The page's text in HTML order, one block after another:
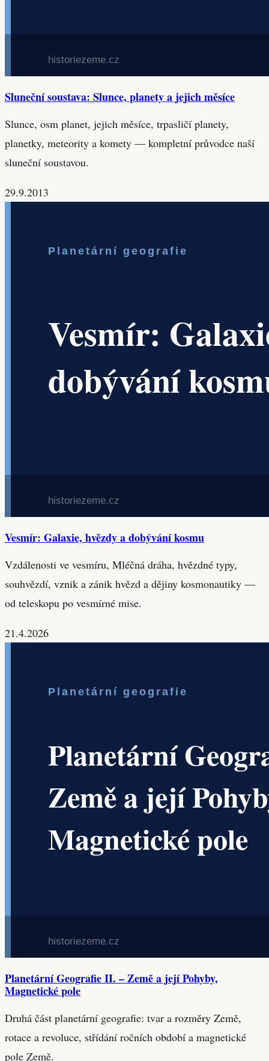
Sluneční soustava: Slunce, planety a jejich měsíce
Slunce, osm planet, jejich měsíce, trpasličí planety,
planetky, meteority a komety — kompletní průvodce naší
sluneční soustavou.
29.9.2013
Vesmír: Galaxie, hvězdy a dobývání kosmu
Vzdálenosti ve vesmíru, Mléčná dráha, hvězdné typy,
souhvězdí, vznik a zánik hvězd a dějiny kosmonautiky —
od teleskopu po vesmírné mise.
21.4.2026
Planetární Geografie II. – Země a její Pohyby,
Magnetické pole
Druhá část planetární geografie: tvar a rozměry Země,
rotace a revoluce, střídání ročních období a magnetické
pole Země.